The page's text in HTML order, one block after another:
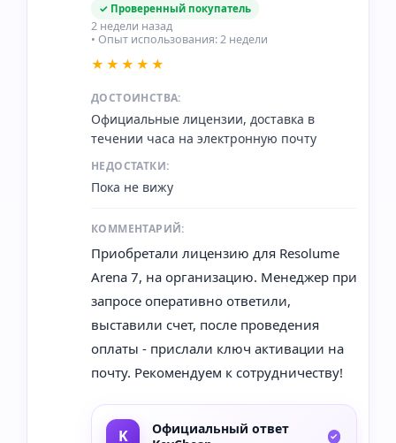
✓ Проверенный покупатель
2 недели назад
• Опыт использования: 2 недели
★★★★★
ДОСТОИНСТВА:
Официальные лицензии, доставка в
течении часа на электронную почту
НЕДОСТАТКИ:
Пока не вижу
КОММЕНТАРИЙ:
Приобретали лицензию для Resolume
Arena 7, на организацию. Менеджер при
запросе оперативно ответили,
выставили счет, после проведения
оплаты - прислали ключ активации на
почту. Рекомендуем к сотрудничеству!
Официальный ответ